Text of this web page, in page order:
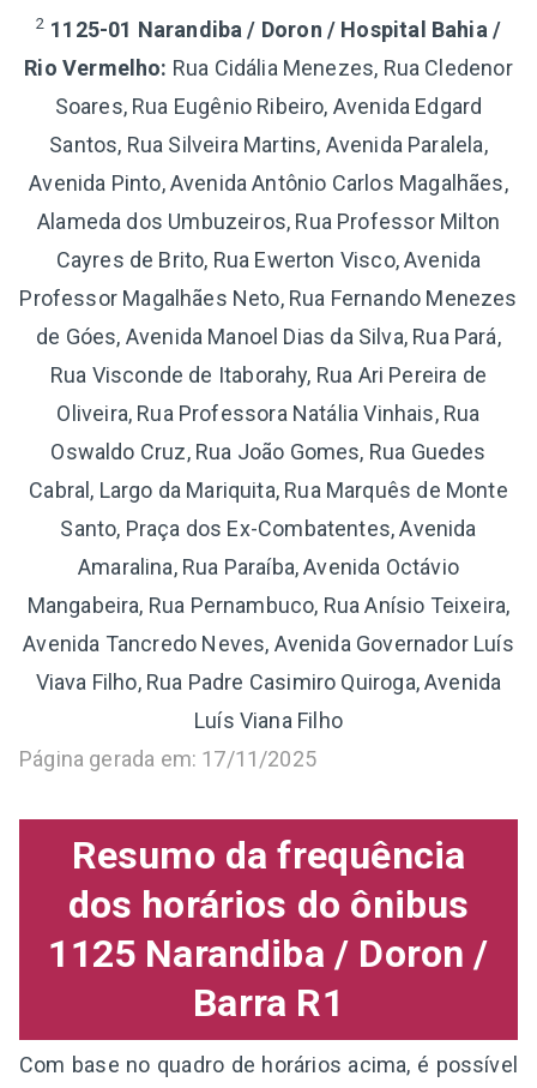
2 1125-01 Narandiba / Doron / Hospital Bahia /
Rio Vermelho: Rua Cidália Menezes, Rua Cledenor
Soares, Rua Eugênio Ribeiro, Avenida Edgard
Santos, Rua Silveira Martins, Avenida Paralela,
Avenida Pinto, Avenida Antônio Carlos Magalhães,
Alameda dos Umbuzeiros, Rua Professor Milton
Cayres de Brito, Rua Ewerton Visco, Avenida
Professor Magalhães Neto, Rua Fernando Menezes
de Góes, Avenida Manoel Dias da Silva, Rua Pará,
Rua Visconde de Itaborahy, Rua Ari Pereira de
Oliveira, Rua Professora Natália Vinhais, Rua
Oswaldo Cruz, Rua João Gomes, Rua Guedes
Cabral, Largo da Mariquita, Rua Marquês de Monte
Santo, Praça dos Ex-Combatentes, Avenida
Amaralina, Rua Paraíba, Avenida Octávio
Mangabeira, Rua Pernambuco, Rua Anísio Teixeira,
Avenida Tancredo Neves, Avenida Governador Luís
Viava Filho, Rua Padre Casimiro Quiroga, Avenida
Luís Viana Filho
Página gerada em: 17/11/2025
Resumo da frequência
dos horários do ônibus
1125 Narandiba / Doron /
Barra R1
Com base no quadro de horários acima, é possível